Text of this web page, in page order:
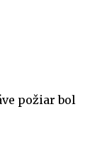
požiar bol